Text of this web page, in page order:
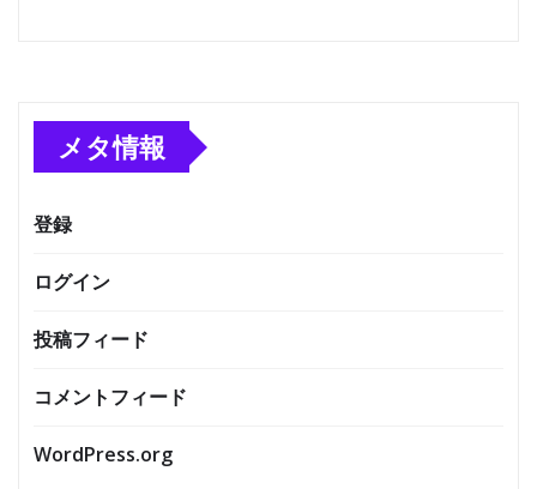
メタ情報
登録
ログイン
投稿フィード
コメントフィード
WordPress.org